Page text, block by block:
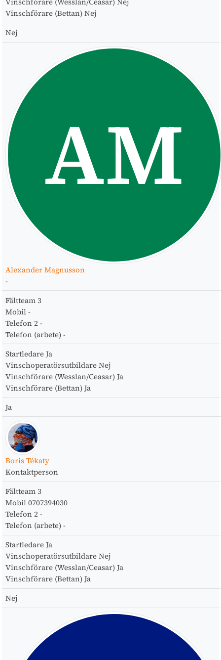
Vinschförare (Bettan) Nej
Nej
AM
Alexander Magnusson
-
Fältteam 3
Mobil -
Telefon 2 -
Telefon (arbete) -
Startledare Ja
Vinschoperatörsutbildare Nej
Vinschförare (Wesslan/Ceasar) Ja
Vinschförare (Bettan) Ja
Ja
Boris Tékaty
Kontaktperson
Fältteam 3
Mobil 0707394030
Telefon 2 -
Telefon (arbete) -
Startledare Ja
Vinschoperatörsutbildare Nej
Vinschförare (Wesslan/Ceasar) Ja
Vinschförare (Bettan) Ja
Nej